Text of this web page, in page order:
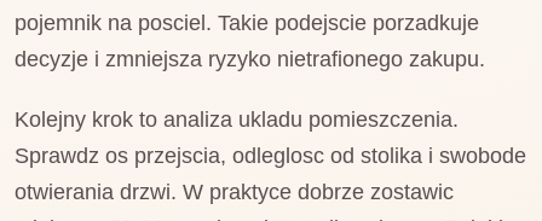
pojemnik na posciel. Takie podejscie porzadkuje
decyzje i zmniejsza ryzyko nietrafionego zakupu.
Kolejny krok to analiza ukladu pomieszczenia.
Sprawdz os przejscia, odleglosc od stolika i swobode
otwierania drzwi. W praktyce dobrze zostawic